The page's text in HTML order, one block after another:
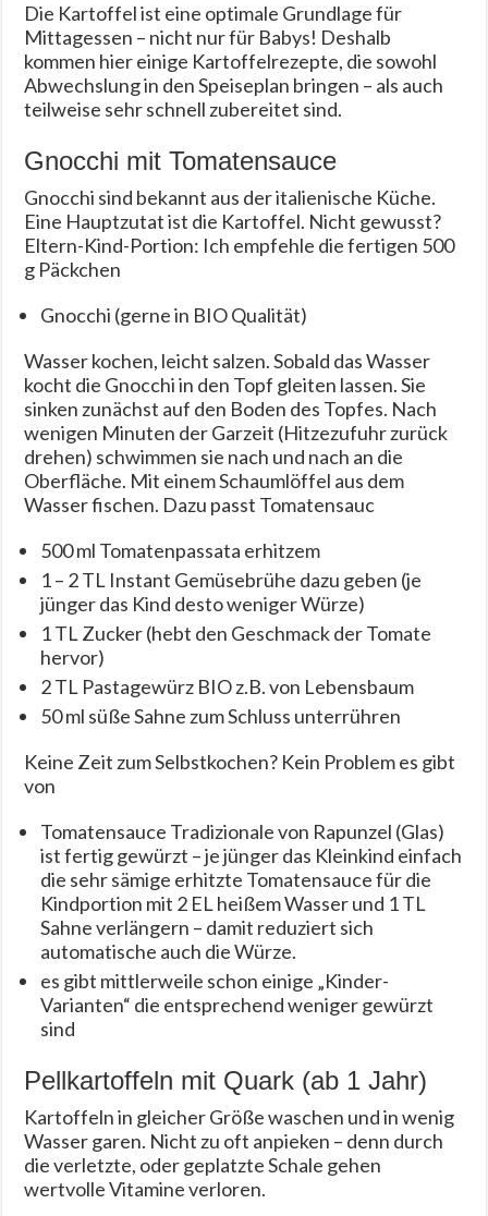
Die Kartoffel ist eine optimale Grundlage für
Mittagessen – nicht nur für Babys! Deshalb
kommen hier einige Kartoffelrezepte, die sowohl
Abwechslung in den Speiseplan bringen – als auch
teilweise sehr schnell zubereitet sind.
Gnocchi mit Tomatensauce
Gnocchi sind bekannt aus der italienische Küche.
Eine Hauptzutat ist die Kartoffel. Nicht gewusst?
Eltern-Kind-Portion: Ich empfehle die fertigen 500
g Päckchen
Gnocchi (gerne in BIO Qualität)
Wasser kochen, leicht salzen. Sobald das Wasser
kocht die Gnocchi in den Topf gleiten lassen. Sie
sinken zunächst auf den Boden des Topfes. Nach
wenigen Minuten der Garzeit (Hitzezufuhr zurück
drehen) schwimmen sie nach und nach an die
Oberfläche. Mit einem Schaumlöffel aus dem
Wasser fischen. Dazu passt Tomatensauc
500 ml Tomatenpassata erhitzem
1 – 2 TL Instant Gemüsebrühe dazu geben (je
jünger das Kind desto weniger Würze)
1 TL Zucker (hebt den Geschmack der Tomate
hervor)
2 TL Pastagewürz BIO z.B. von Lebensbaum
50 ml süße Sahne zum Schluss unterrühren
Keine Zeit zum Selbstkochen? Kein Problem es gibt
von
Tomatensauce Tradizionale von Rapunzel (Glas)
ist fertig gewürzt – je jünger das Kleinkind einfach
die sehr sämige erhitzte Tomatensauce für die
Kindportion mit 2 EL heißem Wasser und 1 TL
Sahne verlängern – damit reduziert sich
automatische auch die Würze.
es gibt mittlerweile schon einige „Kinder-
Varianten“ die entsprechend weniger gewürzt
sind
Pellkartoffeln mit Quark (ab 1 Jahr)
Kartoffeln in gleicher Größe waschen und in wenig
Wasser garen. Nicht zu oft anpieken – denn durch
die verletzte, oder geplatzte Schale gehen
wertvolle Vitamine verloren.